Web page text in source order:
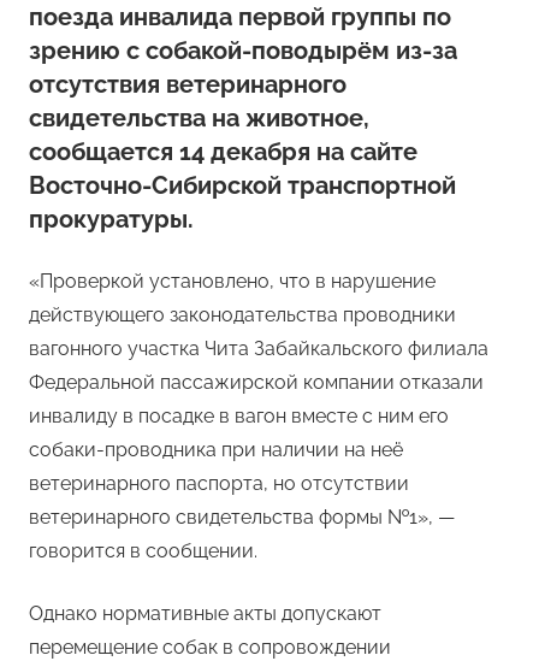
поезда инвалида первой группы по
зрению с собакой-поводырём из-за
отсутствия ветеринарного
свидетельства на животное,
сообщается 14 декабря на сайте
Восточно-Сибирской транспортной
прокуратуры.
«Проверкой установлено, что в нарушение
действующего законодательства проводники
вагонного участка Чита Забайкальского филиала
Федеральной пассажирской компании отказали
инвалиду в посадке в вагон вместе с ним его
собаки-проводника при наличии на неё
ветеринарного паспорта, но отсутствии
ветеринарного свидетельства формы №1», —
говорится в сообщении.
Однако нормативные акты допускают
перемещение собак в сопровождении